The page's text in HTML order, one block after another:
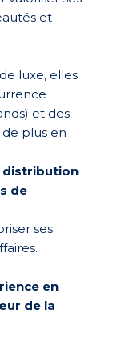
et
luxe, elles
et des
plus en
distribution
de
ses
en
de la